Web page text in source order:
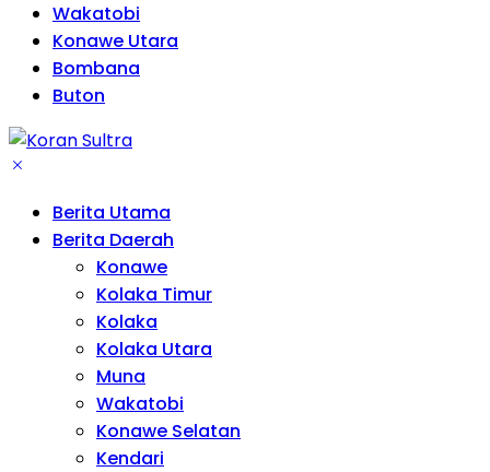
Wakatobi
Konawe Utara
Bombana
Buton
Berita Utama
Berita Daerah
Konawe
Kolaka Timur
Kolaka
Kolaka Utara
Muna
Wakatobi
Konawe Selatan
Kendari